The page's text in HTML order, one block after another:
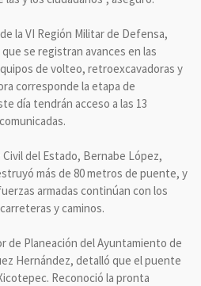
la VI Región Militar de Defensa,
se registran avances en las
de volteo, retroexcavadoras y
corresponde la etapa de
día tendrán acceso a las 13
del Estado, Bernabe López,
más de 80 metros de puente, y
armadas continúan con los
y caminos.
de Planeación del Ayuntamiento de
Hernández, detalló que el puente
Reconoció la pronta